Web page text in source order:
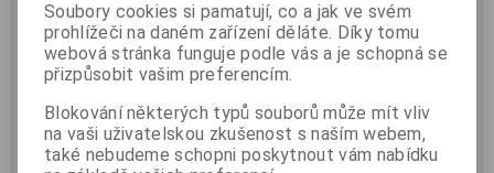
Soubory cookies si pamatují, co a jak ve svém
prohlížeči na daném zařízení děláte. Díky tomu
webová stránka funguje podle vás a je schopná se
přizpůsobit vašim preferencím.
Blokování některých typů souborů může mít vliv
na vaši uživatelskou zkušenost s naším webem,
také nebudeme schopni poskytnout vám nabídku